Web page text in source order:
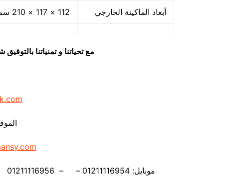
أبعاد الماكينة الخارجي 112 × 117 × 210 سم و يمكن فك الماكينة و تركيبها في اي مكان
مع تحياتنا و تمنياتنا
موبايل: 01211116954 – – 01211116956 – – 01211116958 – 01211116959 – 01211116962